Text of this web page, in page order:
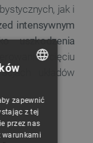
jak i
intensywnym
uszkodzenia
cięciu
układów
CZECH
ENGLISH
zapewnić
z tej
przez nas
warunkami